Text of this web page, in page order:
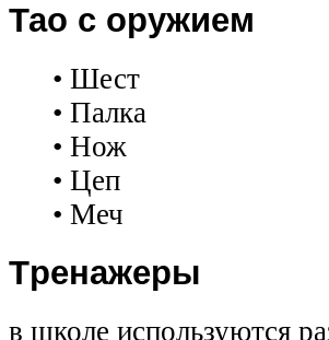
Тао с оружием
• Шест
• Палка
• Нож
• Цеп
• Меч
Тренажеры
в школе используются